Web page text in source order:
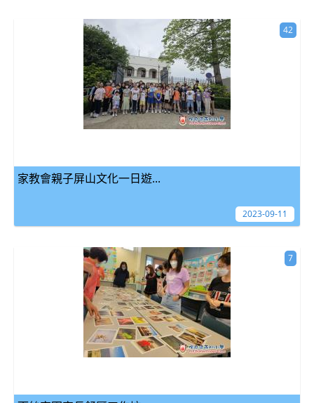
家教會親子屏山文化一日遊...
42
2023-09-11
7